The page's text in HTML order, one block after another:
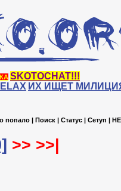
SKOTOCHAT!!!
ИХ ИЩЕТ
попало | Поиск | Статус | Сетуп |
>> >>|